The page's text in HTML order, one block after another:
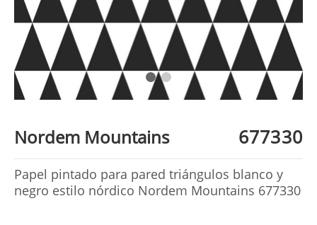
Nordem Mountains 677330
Papel pintado para pared triángulos blanco y
negro estilo nórdico Nordem Mountains 677330